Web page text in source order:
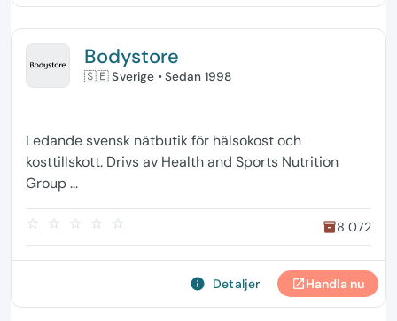
Bodystore
🇸🇪 Sverige • Sedan 1998
Ledande svensk nätbutik för hälsokost och
kosttillskott. Drivs av Health and Sports Nutrition
Group ...
star_border star_border star_border star_border star_border inventory8 072
info Detaljer open_in_newHandla nu